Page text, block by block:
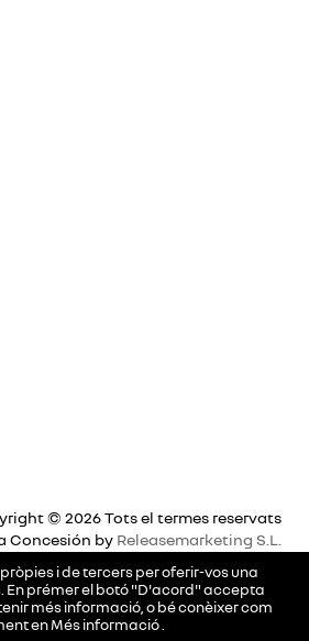
i de tercers per oferir-vos una
En prémer el botó "D'acord" accepta
més informació, o bé conèixer com
enMés informació
© 2026 Tots el termes reservats
Concesión by Releasemarketing S.L.